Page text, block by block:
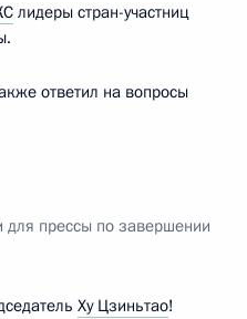
лидеры стран-участниц
ответил на вопросы
для прессы по завершении
Ху Цзиньтао!